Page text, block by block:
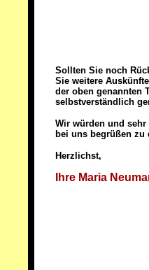
Sollten Sie noch
Sie weitere
der oben genannten
selbstverständlich
Wir würden und
bei uns begrüßen zu
Herzlichst,
Ihre Maria